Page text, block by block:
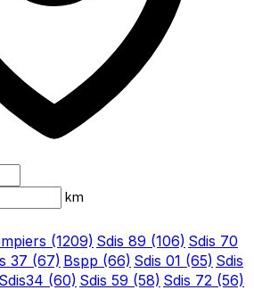
km
(1209) Sdis 89 (106) Sdis 70
37 (67) Bspp (66) Sdis 01 (65) Sdis
Sdis34 (60) Sdis 59 (58) Sdis 72 (56)